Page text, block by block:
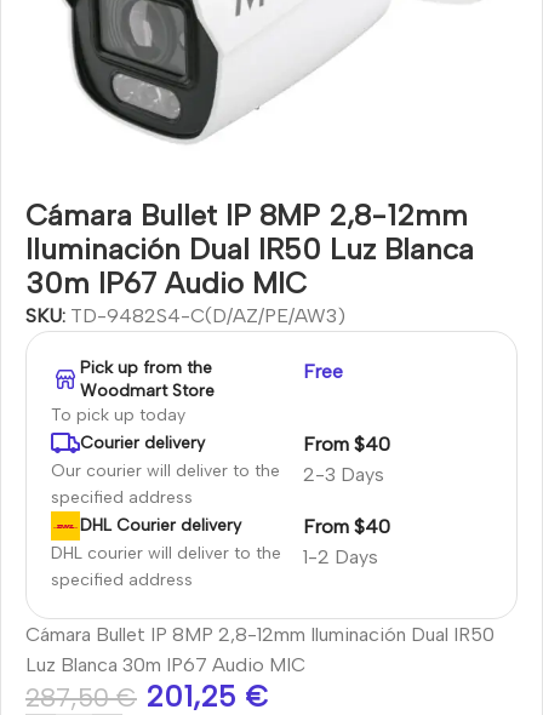
Cámara Bullet IP 8MP 2,8-12mm
Iluminación Dual IR50 Luz Blanca
30m IP67 Audio MIC
SKU: TD-9482S4-C(D/AZ/PE/AW3)
Pick up from the
Woodmart Store
To pick up today
Free
Courier delivery
Our courier will deliver to the
specified address
2-3 Days
From $40
DHL Courier delivery
DHL courier will deliver to the
specified address
1-2 Days
From $40
Cámara Bullet IP 8MP 2,8-12mm Iluminación Dual IR50
Luz Blanca 30m IP67 Audio MIC
287,50€ 201,25 €